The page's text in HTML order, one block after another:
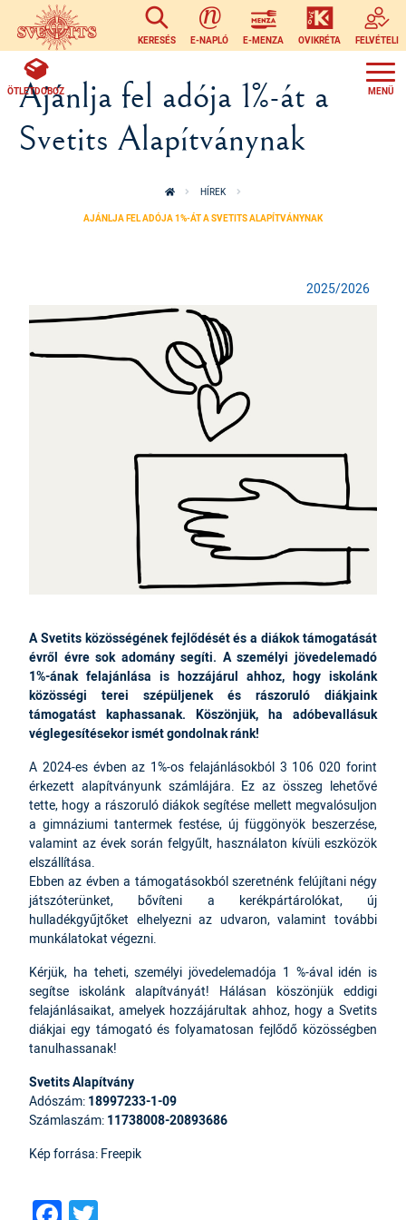
Ugrás a tartalomra
KERESÉS E-NAPLÓ E-MENZA OVIKRÉTA FELVÉTELI
ÖTLETDOBOZ
Ajánlja fel adója 1%-át a
Svetits Alapítványnak
HÍREK
AJÁNLJA FEL ADÓJA 1%-ÁT A SVETITS ALAPÍTVÁNYNAK
2025/2026
A Svetits közösségének fejlődését és a diákok támogatását
évről évre sok adomány segíti. A személyi jövedelemadó
1%-ának felajánlása is hozzájárul ahhoz, hogy iskolánk
közösségi terei szépüljenek és rászoruló diákjaink
támogatást kaphassanak. Köszönjük, ha adóbevallásuk
véglegesítésekor ismét gondolnak ránk!
A 2024-es évben az 1%-os felajánlásokból 3 106 020 forint
érkezett alapítványunk számlájára. Ez az összeg lehetővé
tette, hogy a rászoruló diákok segítése mellett megvalósuljon
a gimnáziumi tantermek festése, új függönyök beszerzése,
valamint az évek során felgyűlt, használaton kívüli eszközök
elszállítása.
Ebben az évben a támogatásokból szeretnénk felújítani négy
játszóterünket, bővíteni a kerékpártárolókat, új
hulladékgyűjtőket elhelyezni az udvaron, valamint további
munkálatokat végezni.
Kérjük, ha teheti, személyi jövedelemadója 1 %-ával idén is
segítse iskolánk alapítványát! Hálásan köszönjük eddigi
felajánlásaikat, amelyek hozzájárultak ahhoz, hogy a Svetits
diákjai egy támogató és folyamatosan fejlődő közösségben
tanulhassanak!
Svetits Alapítvány
Adószám: 18997233-1-09
Számlaszám: 11738008-20893686
Kép forrása: Freepik
Facebook